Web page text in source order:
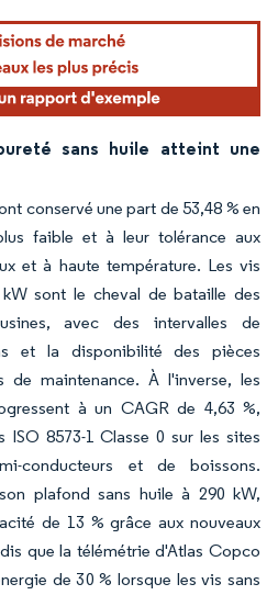
nécessite une attribution sous CC BY
sans huile atteint une
conservé une part de 53,48 % en
faible et à leur tolérance aux
et à haute température. Les vis
sont le cheval de bataille des
avec des intervalles de
et la disponibilité des pièces
de maintenance. À l'inverse, les
à un CAGR de 4,63 %,
ISO 8573-1 Classe 0 sur les sites
conducteurs et de boissons.
plafond sans huile à 290 kW,
de 13 % grâce aux nouveaux
que la télémétrie d'Atlas Copco
de 30 % lorsque les vis sans